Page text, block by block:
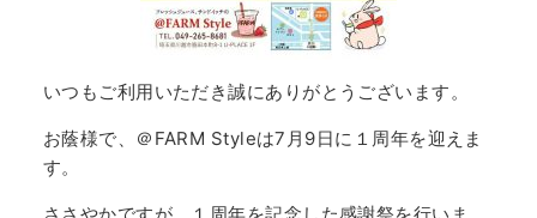
いつもご利用いただき誠にありがとうございます。
お蔭様で、＠FARM Styleは7月9日に１周年を迎えま
す。